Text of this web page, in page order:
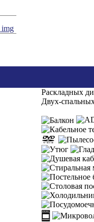
Раскладных
Двух-